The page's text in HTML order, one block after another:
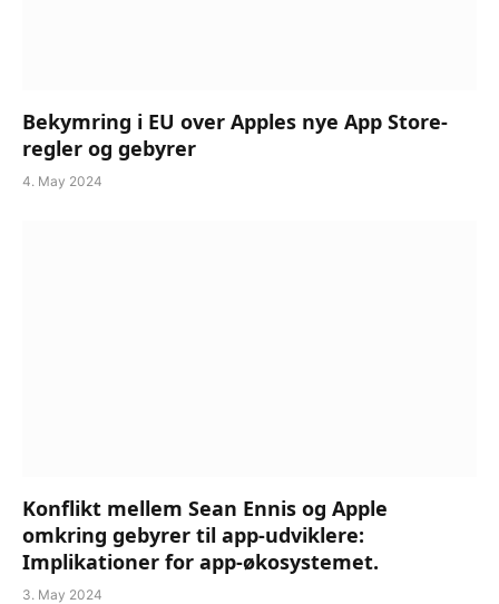
Bekymring i EU over Apples nye App Store-
regler og gebyrer
4. May 2024
Konflikt mellem Sean Ennis og Apple
omkring gebyrer til app-udviklere:
Implikationer for app-økosystemet.
3. May 2024